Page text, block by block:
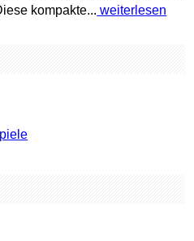
kompakte... weiterlesen